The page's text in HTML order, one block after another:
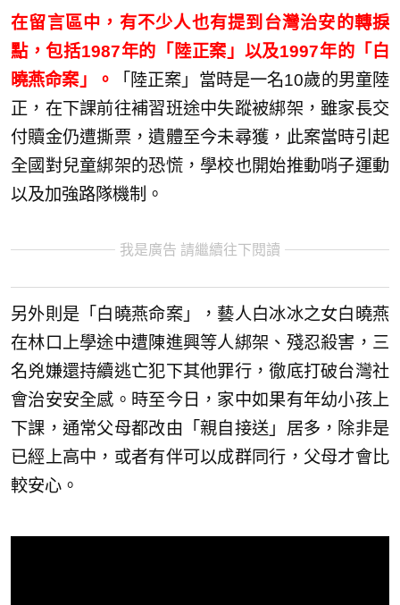
在留言區中，有不少人也有提到台灣治安的轉捩
點，包括1987年的「陸正案」以及1997年的「白
曉燕命案」。
「陸正案」當時是一名10歲的男童陸
正，在下課前往補習班途中失蹤被綁架，雖家長交
付贖金仍遭撕票，遺體至今未尋獲，此案當時引起
全國對兒童綁架的恐慌，學校也開始推動哨子運動
以及加強路隊機制。
我是廣告 請繼續往下閱讀
另外則是「白曉燕命案」，藝人白冰冰之女白曉燕
在林口上學途中遭陳進興等人綁架、殘忍殺害，三
名兇嫌還持續逃亡犯下其他罪行，徹底打破台灣社
會治安安全感。時至今日，家中如果有年幼小孩上
下課，通常父母都改由「親自接送」居多，除非是
已經上高中，或者有伴可以成群同行，父母才會比
較安心。